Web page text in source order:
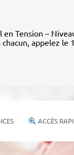
Tension –
appelez le
ACCÈS